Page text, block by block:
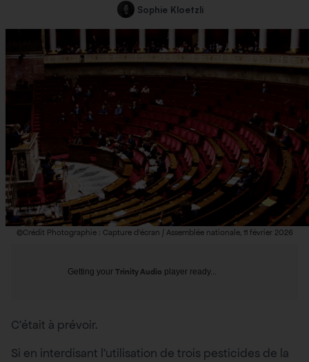
Sophie Kloetzli
©Crédit Photographie : Capture d’écran / Assemblée nationale, 11 février 2026
Getting your Trinity Audio player ready...
C’était à prévoir.
Si en interdisant l’utilisation de trois pesticides de la